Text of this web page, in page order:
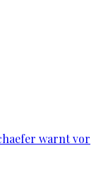
warnt vor